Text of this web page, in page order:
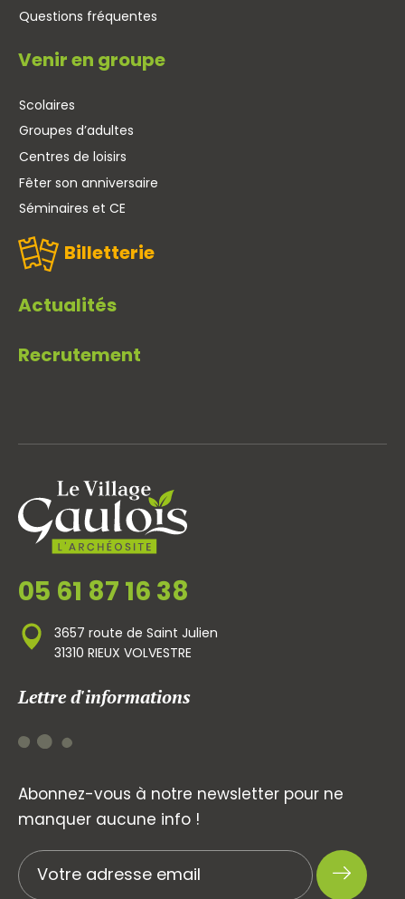
Questions fréquentes
Venir en groupe
Scolaires
Groupes d’adultes
Centres de loisirs
Fêter son anniversaire
Séminaires et CE
Billetterie
Actualités
Recrutement
05 61 87 16 38
3657 route de Saint Julien
31310 RIEUX VOLVESTRE
Lettre d'informations
Abonnez-vous à notre newsletter pour ne
manquer aucune info !